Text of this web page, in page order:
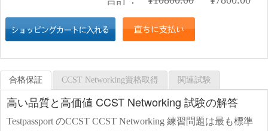
合格保証 CCST Networking資格取得 関連試験
高い品質と高価値 CCST Networking 試験の解答
Testpassport のCCST CCST Networking 練習問題は最も標準